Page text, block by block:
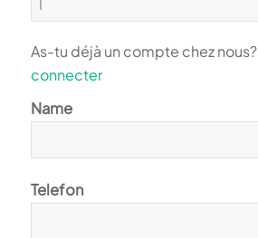
As-tu déjà un compte chez nous?
connecter
Name
Telefon